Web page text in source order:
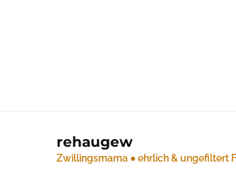
rehaugew
Zwillingsmama ● ehrlich & ungefiltert